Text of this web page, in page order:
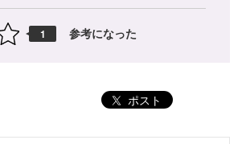
1 参考になった
ポスト